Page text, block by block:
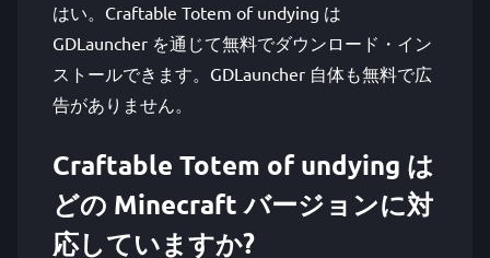
はい。Craftable Totem of undying は
GDLauncher を通じて無料でダウンロード・イン
ストールできます。GDLauncher 自体も無料で広
告がありません。
Craftable Totem of undying は
どの Minecraft バージョンに対
応していますか?